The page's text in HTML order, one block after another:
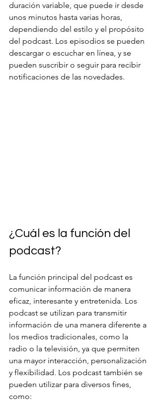
duración variable, que puede ir desde
unos minutos hasta varias horas,
dependiendo del estilo y el propósito
del podcast. Los episodios se pueden
descargar o escuchar en línea, y se
pueden suscribir o seguir para recibir
notificaciones de las novedades.
¿Cuál es la función del
podcast?
La función principal del podcast es
comunicar información de manera
eficaz, interesante y entretenida. Los
podcast se utilizan para transmitir
información de una manera diferente a
los medios tradicionales, como la
radio o la televisión, ya que permiten
una mayor interacción, personalización
y flexibilidad. Los podcast también se
pueden utilizar para diversos fines,
como: